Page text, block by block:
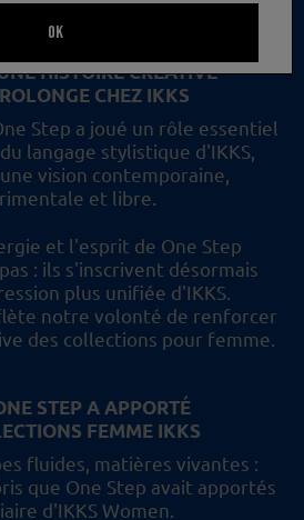
HISTOIRE CRÉATIVE
CHEZ IKKS
Step a joué un rôle essentiel
langage stylistique d'IKKS,
vision contemporaine,
et libre.
et l'esprit de One Step
: ils s'inscrivent désormais
plus unifiée d'IKKS.
notre volonté de renforcer
des collections pour femme.
STEP A APPORTÉ
FEMME IKKS
fluides, matières vivantes :
que One Step avait apportés
d'IKKS Women.
OK